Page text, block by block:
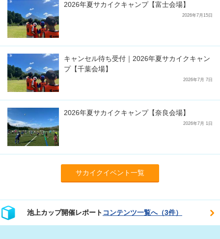
2026年夏サカイクキャンプ【富士会場】
2026年7月15日
キャンセル待ち受付｜2026年夏サカイクキャン
プ【千葉会場】
2026年7月 7日
2026年夏サカイクキャンプ【奈良会場】
2026年7月 1日
サカイクイベント一覧
池上カップ開催レポート コンテンツ一覧へ（3件）